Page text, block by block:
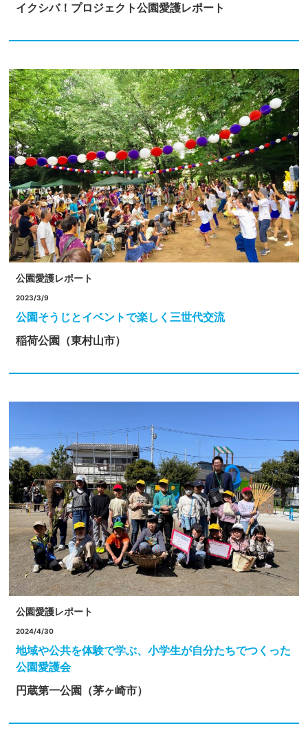
イクシバ！プロジェクト公園愛護レポート
公園愛護レポート
2023/3/9
公園そうじとイベントで楽しく三世代交流
稲荷公園（東村山市）
公園愛護レポート
2024/4/30
地域や公共を体験で学ぶ、小学生が自分たちでつくった
公園愛護会
円蔵第一公園（茅ヶ崎市）